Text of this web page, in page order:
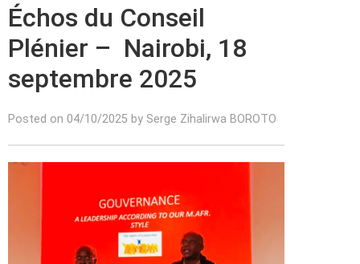
Échos du Conseil
Plénier – Nairobi, 18
septembre 2025
Posted on 04/10/2025 by Serge Zihalirwa BOROTO